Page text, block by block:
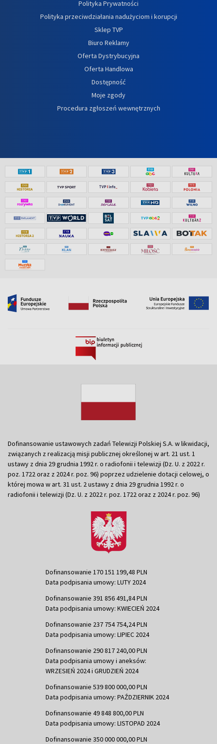
Polityka Prywatności
Polityka przeciwdziałania nadużyciom i korupcji
Sklep TVP
Biuro Reklamy
Oferta Dystrybucyjna
Oferta Handlowa
Dostępność
Moje zgody
Procedura zgłoszeń wewnętrznych
Dofinansowanie ustawowych zadań Telewizji Polskiej S.A. w likwidacji,
związanych z realizacją misji publicznej określonej w art. 21 ust. 1
ustawy z dnia 29 grudnia 1992 r. o radiofonii i telewizji (Dz. U. z 2022 r.
poz. 1722 oraz z 2024 r. poz. 96) poprzez udzielenie dotacji celowej, o
której mowa w art. 31 ust. 2 ustawy z dnia 29 grudnia 1992 r. o
radiofonii i telewizji (Dz. U. z 2022 r. poz. 1722 oraz z 2024 r. poz. 96)
Dofinansowanie 170 151 199,48 PLN
Data podpisania umowy: LUTY 2024
Dofinansowanie 391 856 491,84 PLN
Data podpisania umowy: KWIECIEŃ 2024
Dofinansowanie 237 754 754,24 PLN
Data podpisania umowy: LIPIEC 2024
Dofinansowanie 290 817 240,00 PLN
Data podpisania umowy i aneksów:
WRZESIEŃ 2024 i GRUDZIEŃ 2024
Dofinansowanie 539 800 000,00 PLN
Data podpisania umowy: PAŹDZIERNIK 2024
Dofinansowanie 49 848 800,00 PLN
Data podpisania umowy: LISTOPAD 2024
Dofinansowanie 350 000 000,00 PLN